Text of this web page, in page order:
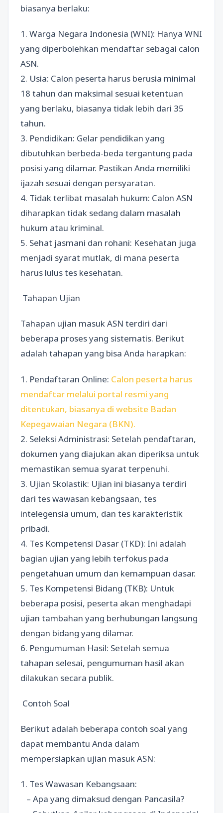
biasanya berlaku:
1. Warga Negara Indonesia (WNI): Hanya WNI
yang diperbolehkan mendaftar sebagai calon
ASN.
2. Usia: Calon peserta harus berusia minimal
18 tahun dan maksimal sesuai ketentuan
yang berlaku, biasanya tidak lebih dari 35
tahun.
3. Pendidikan: Gelar pendidikan yang
dibutuhkan berbeda-beda tergantung pada
posisi yang dilamar. Pastikan Anda memiliki
ijazah sesuai dengan persyaratan.
4. Tidak terlibat masalah hukum: Calon ASN
diharapkan tidak sedang dalam masalah
hukum atau kriminal.
5. Sehat jasmani dan rohani: Kesehatan juga
menjadi syarat mutlak, di mana peserta
harus lulus tes kesehatan.
Tahapan Ujian
Tahapan ujian masuk ASN terdiri dari
beberapa proses yang sistematis. Berikut
adalah tahapan yang bisa Anda harapkan:
1. Pendaftaran Online: Calon peserta harus
mendaftar melalui portal resmi yang
ditentukan, biasanya di website Badan
Kepegawaian Negara (BKN).
2. Seleksi Administrasi: Setelah pendaftaran,
dokumen yang diajukan akan diperiksa untuk
memastikan semua syarat terpenuhi.
3. Ujian Skolastik: Ujian ini biasanya terdiri
dari tes wawasan kebangsaan, tes
intelegensia umum, dan tes karakteristik
pribadi.
4. Tes Kompetensi Dasar (TKD): Ini adalah
bagian ujian yang lebih terfokus pada
pengetahuan umum dan kemampuan dasar.
5. Tes Kompetensi Bidang (TKB): Untuk
beberapa posisi, peserta akan menghadapi
ujian tambahan yang berhubungan langsung
dengan bidang yang dilamar.
6. Pengumuman Hasil: Setelah semua
tahapan selesai, pengumuman hasil akan
dilakukan secara publik.
Contoh Soal
Berikut adalah beberapa contoh soal yang
dapat membantu Anda dalam
mempersiapkan ujian masuk ASN:
1. Tes Wawasan Kebangsaan:
– Apa yang dimaksud dengan Pancasila?